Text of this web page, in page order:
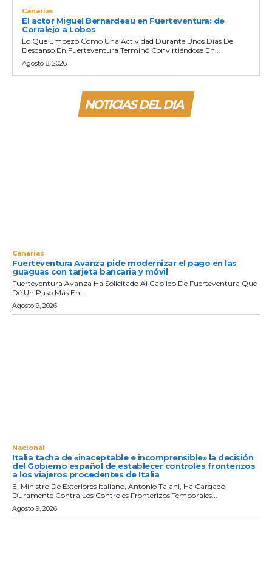
Canarias
El actor Miguel Bernardeau en Fuerteventura: de
Corralejo a Lobos
Lo Que Empezó Como Una Actividad Durante Unos Días De
Descanso En Fuerteventura Terminó Convirtiéndose En...
Agosto 8, 2026
NOTICIAS DEL DIA
Canarias
Fuerteventura Avanza pide modernizar el pago en las
guaguas con tarjeta bancaria y móvil
Fuerteventura Avanza Ha Solicitado Al Cabildo De Fuerteventura Que
Dé Un Paso Más En...
Agosto 9, 2026
Nacional
Italia tacha de «inaceptable e incomprensible» la decisión
del Gobierno español de establecer controles fronterizos
a los viajeros procedentes de Italia
El Ministro De Exteriores Italiano, Antonio Tajani, Ha Cargado
Duramente Contra Los Controles Fronterizos Temporales...
Agosto 9, 2026